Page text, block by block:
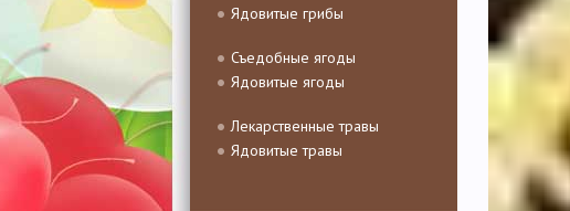
Ядовитые грибы
Съедобные ягоды
Ядовитые ягоды
Лекарственные травы
Ядовитые травы